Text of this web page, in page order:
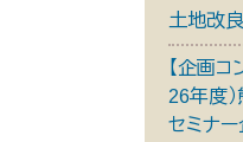
土地改
【企画
26年度
セミナ